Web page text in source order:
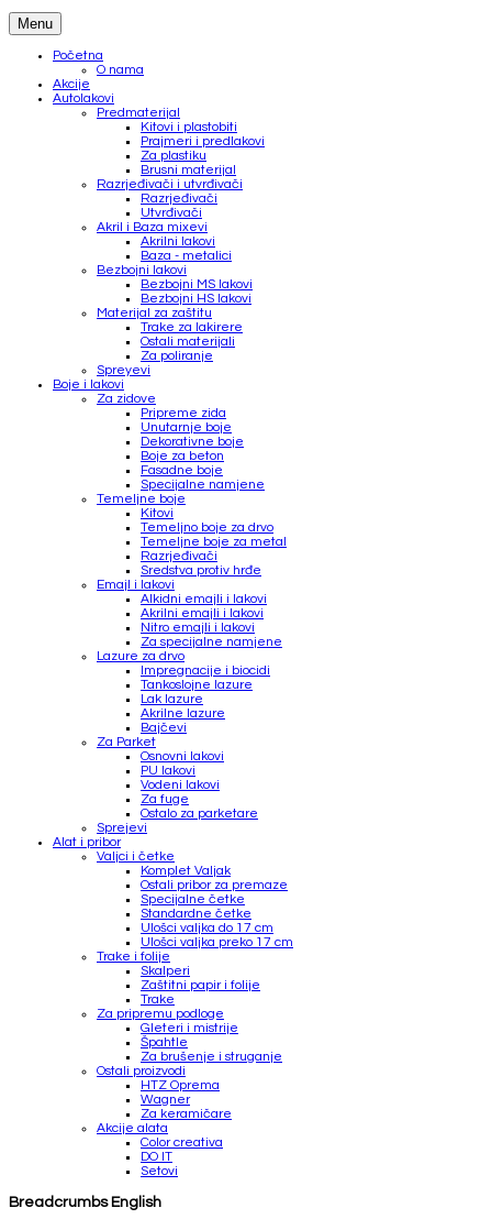
Menu
Početna
O nama
Akcije
Autolakovi
Predmaterijal
Kitovi i plastobiti
Prajmeri i predlakovi
Za plastiku
Brusni materijal
Razrjeđivači i utvrđivači
Razrjeđivači
Utvrđivači
Akril i Baza mixevi
Akrilni lakovi
Baza - metalici
Bezbojni lakovi
Bezbojni MS lakovi
Bezbojni HS lakovi
Materijal za zaštitu
Trake za lakirere
Ostali materijali
Za poliranje
Spreyevi
Boje i lakovi
Za zidove
Pripreme zida
Unutarnje boje
Dekorativne boje
Boje za beton
Fasadne boje
Specijalne namjene
Temeljne boje
Kitovi
Temeljno boje za drvo
Temeljne boje za metal
Razrjeđivači
Sredstva protiv hrđe
Emajl i lakovi
Alkidni emajli i lakovi
Akrilni emajli i lakovi
Nitro emajli i lakovi
Za specijalne namjene
Lazure za drvo
Impregnacije i biocidi
Tankoslojne lazure
Lak lazure
Akrilne lazure
Bajčevi
Za Parket
Osnovni lakovi
PU lakovi
Vodeni lakovi
Za fuge
Ostalo za parketare
Sprejevi
Alat i pribor
Valjci i četke
Komplet Valjak
Ostali pribor za premaze
Specijalne četke
Standardne četke
Ulošci valjka do 17 cm
Ulošci valjka preko 17 cm
Trake i folije
Skalperi
Zaštitni papir i folije
Trake
Za pripremu podloge
Gleteri i mistrije
Špahtle
Za brušenje i struganje
Ostali proizvodi
HTZ Oprema
Wagner
Za keramičare
Akcije alata
Color creativa
DO IT
Setovi
Breadcrumbs English